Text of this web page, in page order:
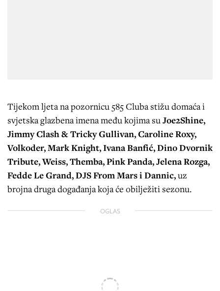
Tijekom ljeta na pozornicu 585 Cluba stižu domaća i
svjetska glazbena imena među kojima su Joe2Shine,
Jimmy Clash & Tricky Gullivan, Caroline Roxy,
Volkoder, Mark Knight, Ivana Banfić, Dino Dvornik
Tribute, Weiss, Themba, Pink Panda, Jelena Rozga,
Fedde Le Grand, DJS From Mars i Dannic,uz
brojna druga događanja koja će obilježiti sezonu.
OGLAS